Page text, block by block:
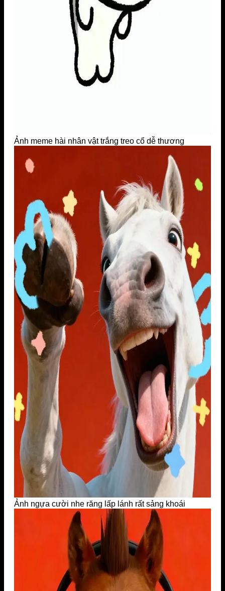
Ảnh meme hài nhân vật trắng treo cổ dễ thương
Ảnh ngựa cười nhe răng lấp lánh rất sảng khoái